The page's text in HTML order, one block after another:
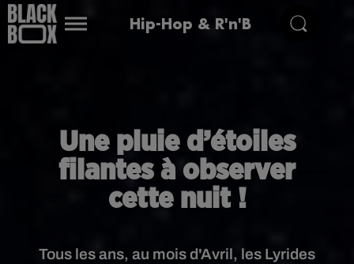
Hip-Hop & R'n'B
Une pluie d’étoiles
filantes à observer
cette nuit !
Tous les ans, au mois d'Avril, les Lyrides